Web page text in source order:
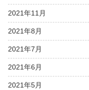
2021年11月
2021年8月
2021年7月
2021年6月
2021年5月